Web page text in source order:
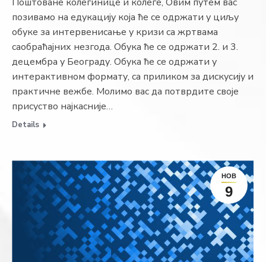
позивамо на едукацију која ће се одржати у циљу
обуке за интервенисање у кризи са жртвама
саобраћајних незгода. Обука ће се одржати 2. и 3.
децембра у Београду. Обука ће се одржати у
интерактивном формату, са приликом за дискусију и
практичне вежбе. Молимо вас да потврдите своје
присуство најкасније…
Details
НОВ
9